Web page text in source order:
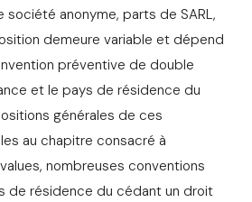
anonyme, parts de SARL,
demeure variable et dépend
préventive de double
et le pays de résidence du
générales de ces
au chapitre consacré à
nombreuses conventions
de résidence du cédant un droit